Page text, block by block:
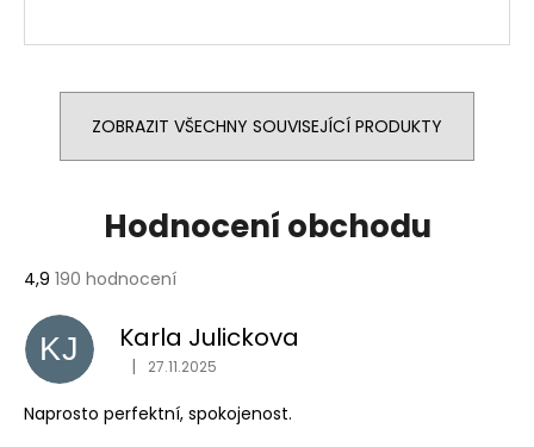
ZOBRAZIT VŠECHNY SOUVISEJÍCÍ PRODUKTY
Hodnocení obchodu
4,9 Průměrné
obchodu
je
z
5
190 hodnocení
KJ Karla Julickova
Hodnocení obchodu je 1 z 5 hvězdiček.
| 27.11.2025
Naprosto perfektní, spokojenost.